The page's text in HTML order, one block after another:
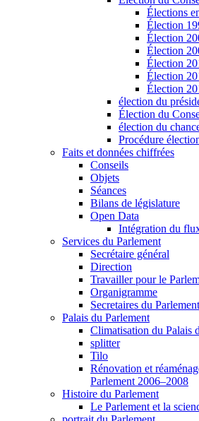
Élections
Élection
Élection
Élection
Élection
Élection
Élection
élection du
Élection du
élection du
Procédure
Faits et données chiffrées
Conseils
Objets
Séances
Bilans de législature
Open Data
Intégration du
Services du Parlement
Secrétaire général
Direction
Travailler pour le
Organigramme
Secretaires du Parlement
Palais du Parlement
Climatisation du Palais
splitter
Tilo
Rénovation et
Parlement 2006–2008
Histoire du Parlement
Le Parlement et la